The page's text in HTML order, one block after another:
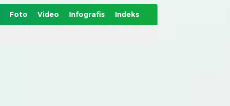
Foto Video Infografis Indeks